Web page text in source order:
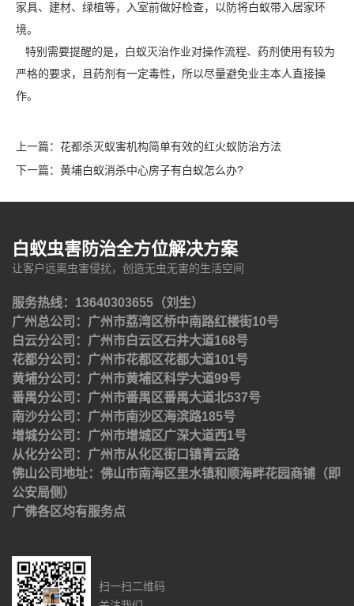
家具、建材、绿植等，入室前做好检查，以防将白蚁带入居家环
境。
特别需要提醒的是，白蚁灭治作业对操作流程、 药剂使用有较为
严格的要求，且药剂有一定毒性，所以尽量避免业主本人直接操
作。
上一篇： 花都杀灭蚁害机构简单有效的红火蚁防治方法
下一篇： 黄埔白蚁消杀中心房子有白蚁怎么办?
白蚁虫害防治全方位解决方案
让客户远离虫害侵扰，创造无虫无害的生活空间
服务热线：13640303655（刘生）
广州总公司：广州市荔湾区桥中南路红楼街10号
白云分公司：广州市白云区石井大道168号
花都分公司：广州市花都区花都大道101号
黄埔分公司：广州市黄埔区科学大道99号
番禺分公司：广州市番禺区番禺大道北537号
南沙分公司：广州市南沙区海滨路185号
增城分公司：广州市增城区广深大道西1号
从化分公司：广州市从化区街口镇青云路
佛山公司地址：佛山市南海区里水镇和顺海畔花园商铺（即
公安局侧）
广佛各区均有服务点
扫一扫二维码